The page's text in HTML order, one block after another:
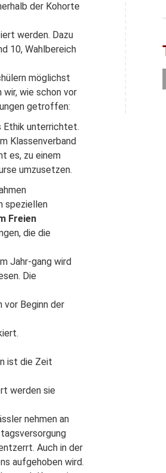
der Kohorte
werden. Dazu
10, Wahlbereich
möglichst
wir, wie schon vor
getroffen:
Ethik unterrichtet.
Klassenverband
es, zu einem
umzusetzen.
speziellen
Freien
die die
Jahr-gang wird
Die
vor Beginn der
ist die Zeit
werden sie
nehmen an
Auch in der
aufgehoben wird.